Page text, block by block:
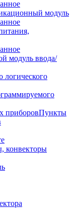
модуль
модуль ввода/
логического
Пункты
конвекторы